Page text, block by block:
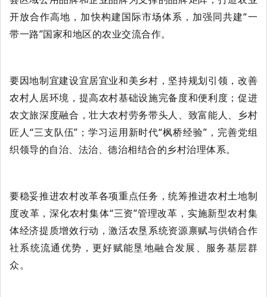
开放合作高地，加快构建国际市场体系，加强同共建“一
带一路”国家和地区的农业交流合作。
要因地制宜建设宜居宜业和美乡村 ，坚持规划引领，改善
农村人居环境，提高农村基础设施完备度和便利度；促进
农文旅深度融合，壮大农村劳务带头人、致富能人、乡村
匠人“三支队伍”；学习运用新时代“枫桥经验”，完善党组
织领导的自治、法治、德治相结合的乡村治理体系。
要稳妥推进农村改革各项重点任务 ，统筹推进农村土地制
度改革，深化农村集体“三资”管理改革，实施新型农村集
体经济提质增效行动，激活农垦系统资源禀赋与供销合作
社系统流通优势，更好赋能垦地融合发展、服务基层群
众。